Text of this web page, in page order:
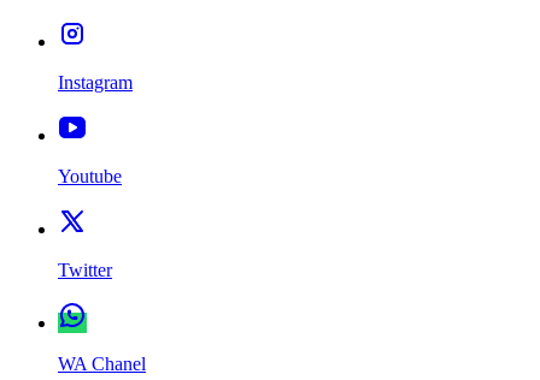
Instagram
Youtube
Twitter
WA Chanel